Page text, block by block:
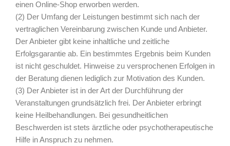
einen Online-Shop erworben werden.
(2) Der Umfang der Leistungen bestimmt sich nach der
vertraglichen Vereinbarung zwischen Kunde und Anbieter.
Der Anbieter gibt keine inhaltliche und zeitliche
Erfolgsgarantie ab. Ein bestimmtes Ergebnis beim Kunden
ist nicht geschuldet. Hinweise zu versprochenen Erfolgen in
der Beratung dienen lediglich zur Motivation des Kunden.
(3) Der Anbieter ist in der Art der Durchführung der
Veranstaltungen grundsätzlich frei. Der Anbieter erbringt
keine Heilbehandlungen. Bei gesundheitlichen
Beschwerden ist stets ärztliche oder psychotherapeutische
Hilfe in Anspruch zu nehmen.